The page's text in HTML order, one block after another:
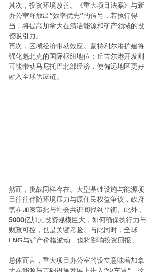
其次，投资环境改善。《重大项目法案》与新
办公室释放出“效率优先”的信号，若执行得
当，将提高加拿大在清洁能源和矿产领域的投
资吸引力。
再次，区域经济带动效应。蒙特利尔港扩建将
强化魁北克的国际枢纽地位；丘吉尔港开发则
可能带动马尼托巴北部经济，使偏远地区更好
融入全球供应链。
然而，挑战同样存在。大型基础设施与能源项
目往往伴随环境压力与原住民权益争议，政府
需在加速审批与社会共识间找到平衡。此外，
5000亿加元投资规模巨大，如何确保执行力与
财政可控，也是关键考验。与此同时，全球
LNG与矿产价格波动，也将影响投资回报。
总体而言，重大项目办公室的设立意味着加拿